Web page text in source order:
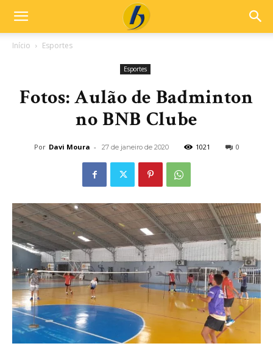
Início Esportes
Esportes
Fotos: Aulão de Badminton
no BNB Clube
Por Davi Moura - 27 de janeiro de 2020 1021 0